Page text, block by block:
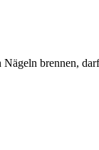
brennen,